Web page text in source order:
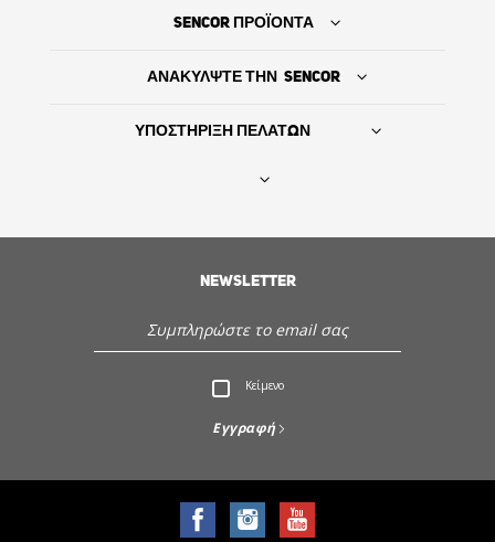
Εξυπηρέτηση - Υποστήριξη πελατών
SENCOR ΠΡΟΪΟΝΤΑ
ΑΝΑΚΥΛΨΤΕ ΤΗΝ SENCOR
ΥΠΟΣΤΗΡΙΞΗ ΠΕΛΑΤΩΝ
NEWSLETTER
Κείμενο
Εγγραφή